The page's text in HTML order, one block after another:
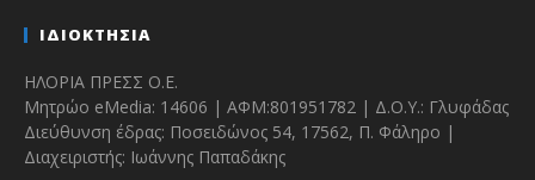
ΙΔΙΟΚΤΗΣΙΑ
ΗΛΟΡΙΑ ΠΡΕΣΣ Ο.Ε.
Μητρώο eMedia: 14606 | ΑΦΜ:801951782 | Δ.Ο.Υ.: Γλυφάδας
Διεύθυνση έδρας: Ποσειδώνος 54, 17562, Π. Φάληρο |
Διαχειριστής: Ιωάννης Παπαδάκης